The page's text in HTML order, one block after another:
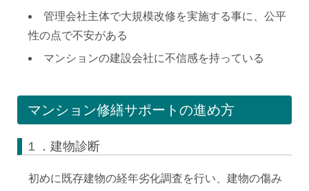
管理会社主体で大規模改修を実施する事に、公平
性の点で不安がある
マンションの建設会社に不信感を持っている
マンション修繕サポートの進め方
１．建物診断
初めに既存建物の経年劣化調査を行い、建物の傷み